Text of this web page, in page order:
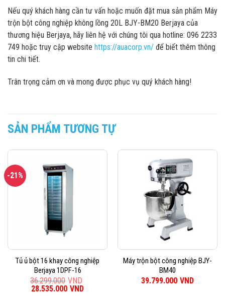
Nếu quý khách hàng cần tư vấn hoặc muốn đặt mua sản phẩm Máy
trộn bột công nghiệp không lồng 20L BJY-BM20 Berjaya của
thương hiệu Berjaya, hãy liên hệ với chúng tôi qua hotline: 096 2233
749 hoặc truy cập website https://auacorp.vn/ để biết thêm thông
tin chi tiết.
Trân trọng cảm ơn và mong được phục vụ quý khách hàng!
SẢN PHẨM TƯƠNG TỰ
-21%
Tủ ủ bột 16 khay công nghiệp
Berjaya 1DPF-16
36.299.000 VND
Giá
28.535.000 VND
Máy trộn bột công nghiệp BJY-
BM40
39.799.000 VND